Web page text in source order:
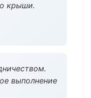
крыши.
выполнение